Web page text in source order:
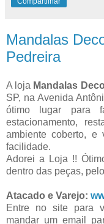
Mandalas
Pedreira
A loja Mandalas
SP, na Avenida
ótimo lugar para
estacionamento,
ambiente coberto, e
facilidade.
Adorei a Loja !!
dentro das peças,
Atacado e Varejo:
Entre no site para
mandar um email